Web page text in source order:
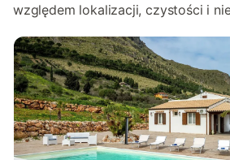
względem lokalizacji, czystości i